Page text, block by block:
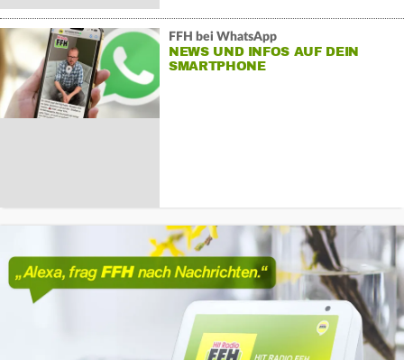
FFH bei WhatsApp
NEWS UND INFOS AUF DEIN
SMARTPHONE